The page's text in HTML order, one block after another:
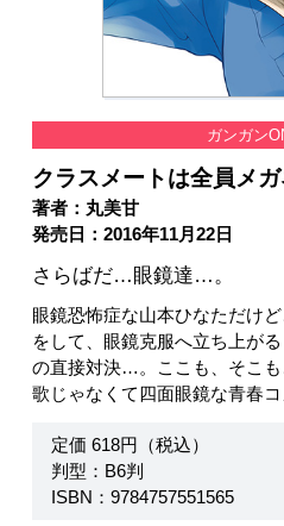
ガンガン
クラスメートは全員メ
著者：丸美甘
発売日：2016年11月22日
さらばだ…眼鏡達…。
眼鏡恐怖症な山本ひなただけ
をして、眼鏡克服へ立ち上が
の直接対決…。ここも、そこ
歌じゃなくて四面眼鏡な青春コ
定価 618円（税込）
判型：B6判
ISBN：9784757551565